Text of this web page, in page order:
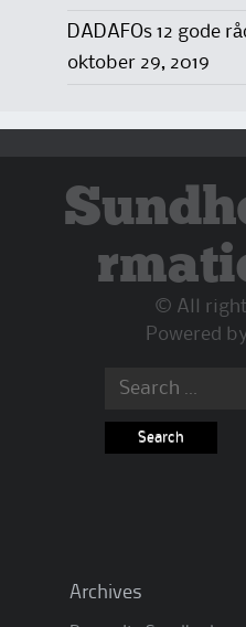
DADAFOs 12 gode
oktober 29, 2019
© All
Powered
Search
Archives